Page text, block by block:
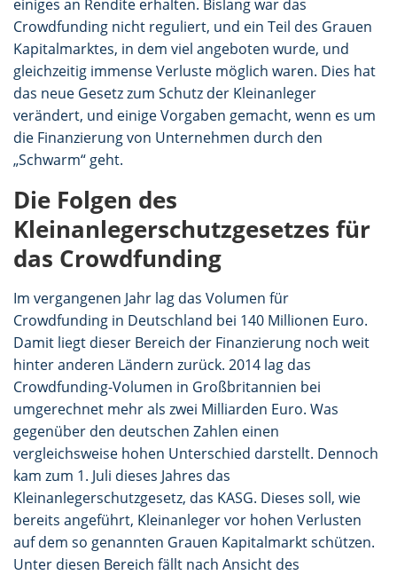
einiges an Rendite erhalten. Bislang war das
Crowdfunding nicht reguliert, und ein Teil des Grauen
Kapitalmarktes, in dem viel angeboten wurde, und
gleichzeitig immense Verluste möglich waren. Dies hat
das neue Gesetz zum Schutz der Kleinanleger
verändert, und einige Vorgaben gemacht, wenn es um
die Finanzierung von Unternehmen durch den
„Schwarm“ geht.
Die Folgen des
Kleinanlegerschutzgesetzes für
das Crowdfunding
Im vergangenen Jahr lag das Volumen für
Crowdfunding in Deutschland bei 140 Millionen Euro.
Damit liegt dieser Bereich der Finanzierung noch weit
hinter anderen Ländern zurück. 2014 lag das
Crowdfunding-Volumen in Großbritannien bei
umgerechnet mehr als zwei Milliarden Euro. Was
gegenüber den deutschen Zahlen einen
vergleichsweise hohen Unterschied darstellt. Dennoch
kam zum 1. Juli dieses Jahres das
Kleinanlegerschutzgesetz, das KASG. Dieses soll, wie
bereits angeführt, Kleinanleger vor hohen Verlusten
auf dem so genannten Grauen Kapitalmarkt schützen.
Unter diesen Bereich fällt nach Ansicht des